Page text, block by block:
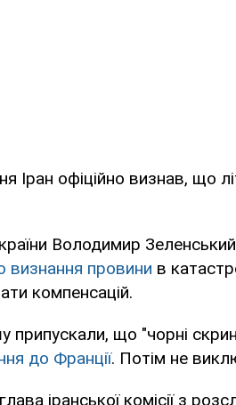
Іран офіційно визнав, що
Володимир
визнання провини в
компенсацій.
припускали, що "чорні
до Франції. Потім не
іранської комісії з